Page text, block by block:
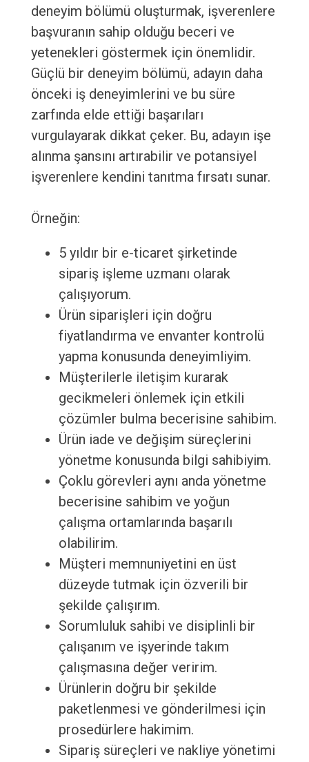
deneyim bölümü oluşturmak, işverenlere
başvuranın sahip olduğu beceri ve
yetenekleri göstermek için önemlidir.
Güçlü bir deneyim bölümü, adayın daha
önceki iş deneyimlerini ve bu süre
zarfında elde ettiği başarıları
vurgulayarak dikkat çeker. Bu, adayın işe
alınma şansını artırabilir ve potansiyel
işverenlere kendini tanıtma fırsatı sunar.
Örneğin:
5 yıldır bir e-ticaret şirketinde
sipariş işleme uzmanı olarak
çalışıyorum.
Ürün siparişleri için doğru
fiyatlandırma ve envanter kontrolü
yapma konusunda deneyimliyim.
Müşterilerle iletişim kurarak
gecikmeleri önlemek için etkili
çözümler bulma becerisine sahibim.
Ürün iade ve değişim süreçlerini
yönetme konusunda bilgi sahibiyim.
Çoklu görevleri aynı anda yönetme
becerisine sahibim ve yoğun
çalışma ortamlarında başarılı
olabilirim.
Müşteri memnuniyetini en üst
düzeyde tutmak için özverili bir
şekilde çalışırım.
Sorumluluk sahibi ve disiplinli bir
çalışanım ve işyerinde takım
çalışmasına değer veririm.
Ürünlerin doğru bir şekilde
paketlenmesi ve gönderilmesi için
prosedürlere hakimim.
Sipariş süreçleri ve nakliye yönetimi